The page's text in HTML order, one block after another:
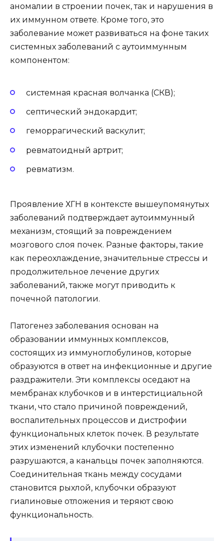
аномалии в строении почек, так и нарушения в
их иммунном ответе. Кроме того, это
заболевание может развиваться на фоне таких
системных заболеваний с аутоиммунным
компонентом:
системная красная волчанка (СКВ);
септический эндокардит;
геморрагический васкулит;
ревматоидный артрит;
ревматизм.
Проявление ХГН в контексте вышеупомянутых
заболеваний подтверждает аутоиммунный
механизм, стоящий за повреждением
мозгового слоя почек. Разные факторы, такие
как переохлаждение, значительные стрессы и
продолжительное лечение других
заболеваний, также могут приводить к
почечной патологии.
Патогенез заболевания основан на
образовании иммунных комплексов,
состоящих из иммуноглобулинов, которые
образуются в ответ на инфекционные и другие
раздражители. Эти комплексы оседают на
мембранах клубочков и в интерстициальной
ткани, что стало причиной повреждений,
воспалительных процессов и дистрофии
функциональных клеток почек. В результате
этих изменений клубочки постепенно
разрушаются, а канальцы почек заполняются.
Соединительная ткань между сосудами
становится рыхлой, клубочки образуют
гиалиновые отложения и теряют свою
функциональность.